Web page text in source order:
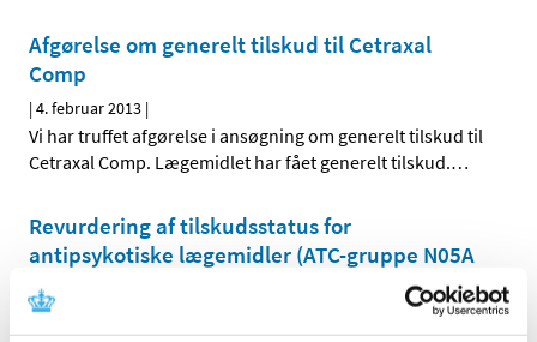
Afgørelse om generelt tilskud til Cetraxal
Comp
|4. februar 2013 |
Vi har truffet afgørelse i ansøgning om generelt tilskud til
Cetraxal Comp. Lægemidlet har fået generelt tilskud.…
Revurdering af tilskudsstatus for
antipsykotiske lægemidler (ATC-gruppe N05A
m.fl.)
|29. januar 2013